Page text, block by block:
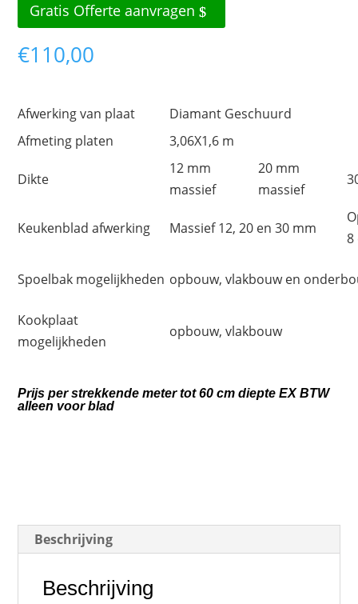
Gratis Offerte aanvragen
€110,00
Afwerking van plaat
Diamant Geschuurd
Afmeting platen
3,06X1,6 m
Dikte
12 mm
massief
20 mm
massief
Keukenblad afwerking Massief 12, 20 en 30 mm
8
Spoelbak mogelijkheden opbouw, vlakbouw en
Kookplaat
mogelijkheden
opbouw, vlakbouw
Prijs per strekkende meter tot 60 cm diepte EX BTW
alleen voor blad
Beschrijving
Beschrijving